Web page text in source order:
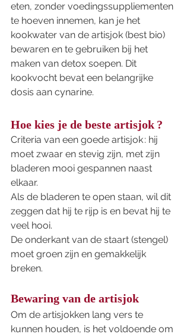
eten, zonder voedingssuppliementen
te hoeven innemen, kan je het
kookwater van de artisjok (best bio)
bewaren en te gebruiken bij het
maken van detox soepen. Dit
kookvocht bevat een belangrijke
dosis aan cynarine.
Hoe kies je de beste artisjok ?
Criteria van een goede artisjok : hij
moet zwaar en stevig zijn, met zijn
bladeren mooi gespannen naast
elkaar.
Als de bladeren te open staan, wil dit
zeggen dat hij te rijp is en bevat hij te
veel hooi.
De onderkant van de staart (stengel)
moet groen zijn en gemakkelijk
breken.
Bewaring van de artisjok
Om de artisjokken lang vers te
kunnen houden, is het voldoende om